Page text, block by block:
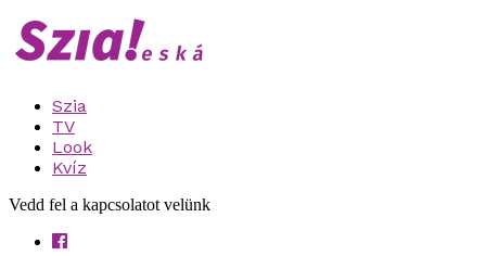
Szia
TV
Look
Kvíz
Vedd fel a kapcsolatot velünk